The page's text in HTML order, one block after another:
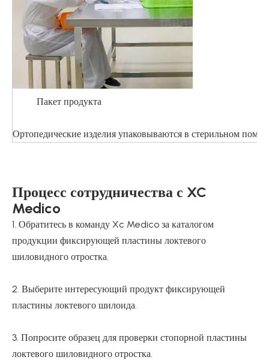
Пакет продукта
Ортопедические изделия упаковываются в стерильном
Процесс сотрудничества с XC
Medico
1. Обратитесь в команду Xc Medico за каталогом
продукции фиксирующей пластины локтевого
шиловидного отростка.
2. Выберите интересующий продукт фиксирующей
пластины локтевого шилоида.
3. Попросите образец для проверки стопорной пластины
локтевого шиловидного отростка.